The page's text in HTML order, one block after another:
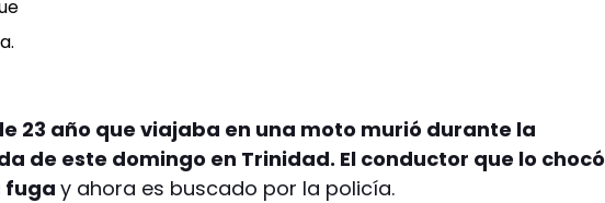
23 año que viajaba en una moto murió durante la
de este domingo en Trinidad. El conductor que lo chocó
fugay ahora es buscado por la policía.